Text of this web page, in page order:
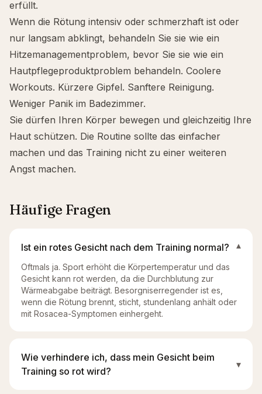
erfüllt.
Wenn die Rötung intensiv oder schmerzhaft ist oder
nur langsam abklingt, behandeln Sie sie wie ein
Hitzemanagementproblem, bevor Sie sie wie ein
Hautpflegeproduktproblem behandeln. Coolere
Workouts. Kürzere Gipfel. Sanftere Reinigung.
Weniger Panik im Badezimmer.
Sie dürfen Ihren Körper bewegen und gleichzeitig Ihre
Haut schützen. Die Routine sollte das einfacher
machen und das Training nicht zu einer weiteren
Angst machen.
Häufige Fragen
Ist ein rotes Gesicht nach dem Training normal? ▾
Oftmals ja. Sport erhöht die Körpertemperatur und das
Gesicht kann rot werden, da die Durchblutung zur
Wärmeabgabe beiträgt. Besorgniserregender ist es,
wenn die Rötung brennt, sticht, stundenlang anhält oder
mit Rosacea-Symptomen einhergeht.
Wie verhindere ich, dass mein Gesicht beim
Training so rot wird?
▾